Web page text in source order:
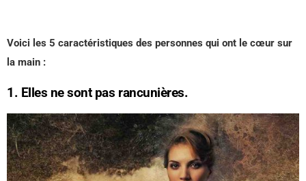
Voici les 5 caractéristiques des personnes qui ont le cœur sur
la main :
1. Elles ne sont pas rancunières.